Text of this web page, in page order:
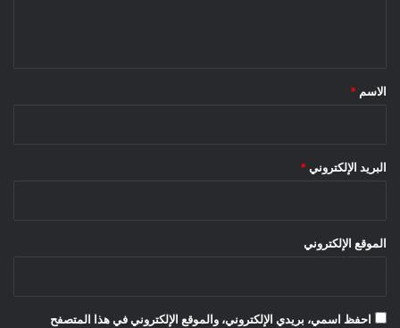
*
الاسم *
البريد الإلكتروني *
الموقع الإلكتروني
احفظ اسمي، بريدي الإلكتروني، والموقع الإلكتروني في هذا المتصفح